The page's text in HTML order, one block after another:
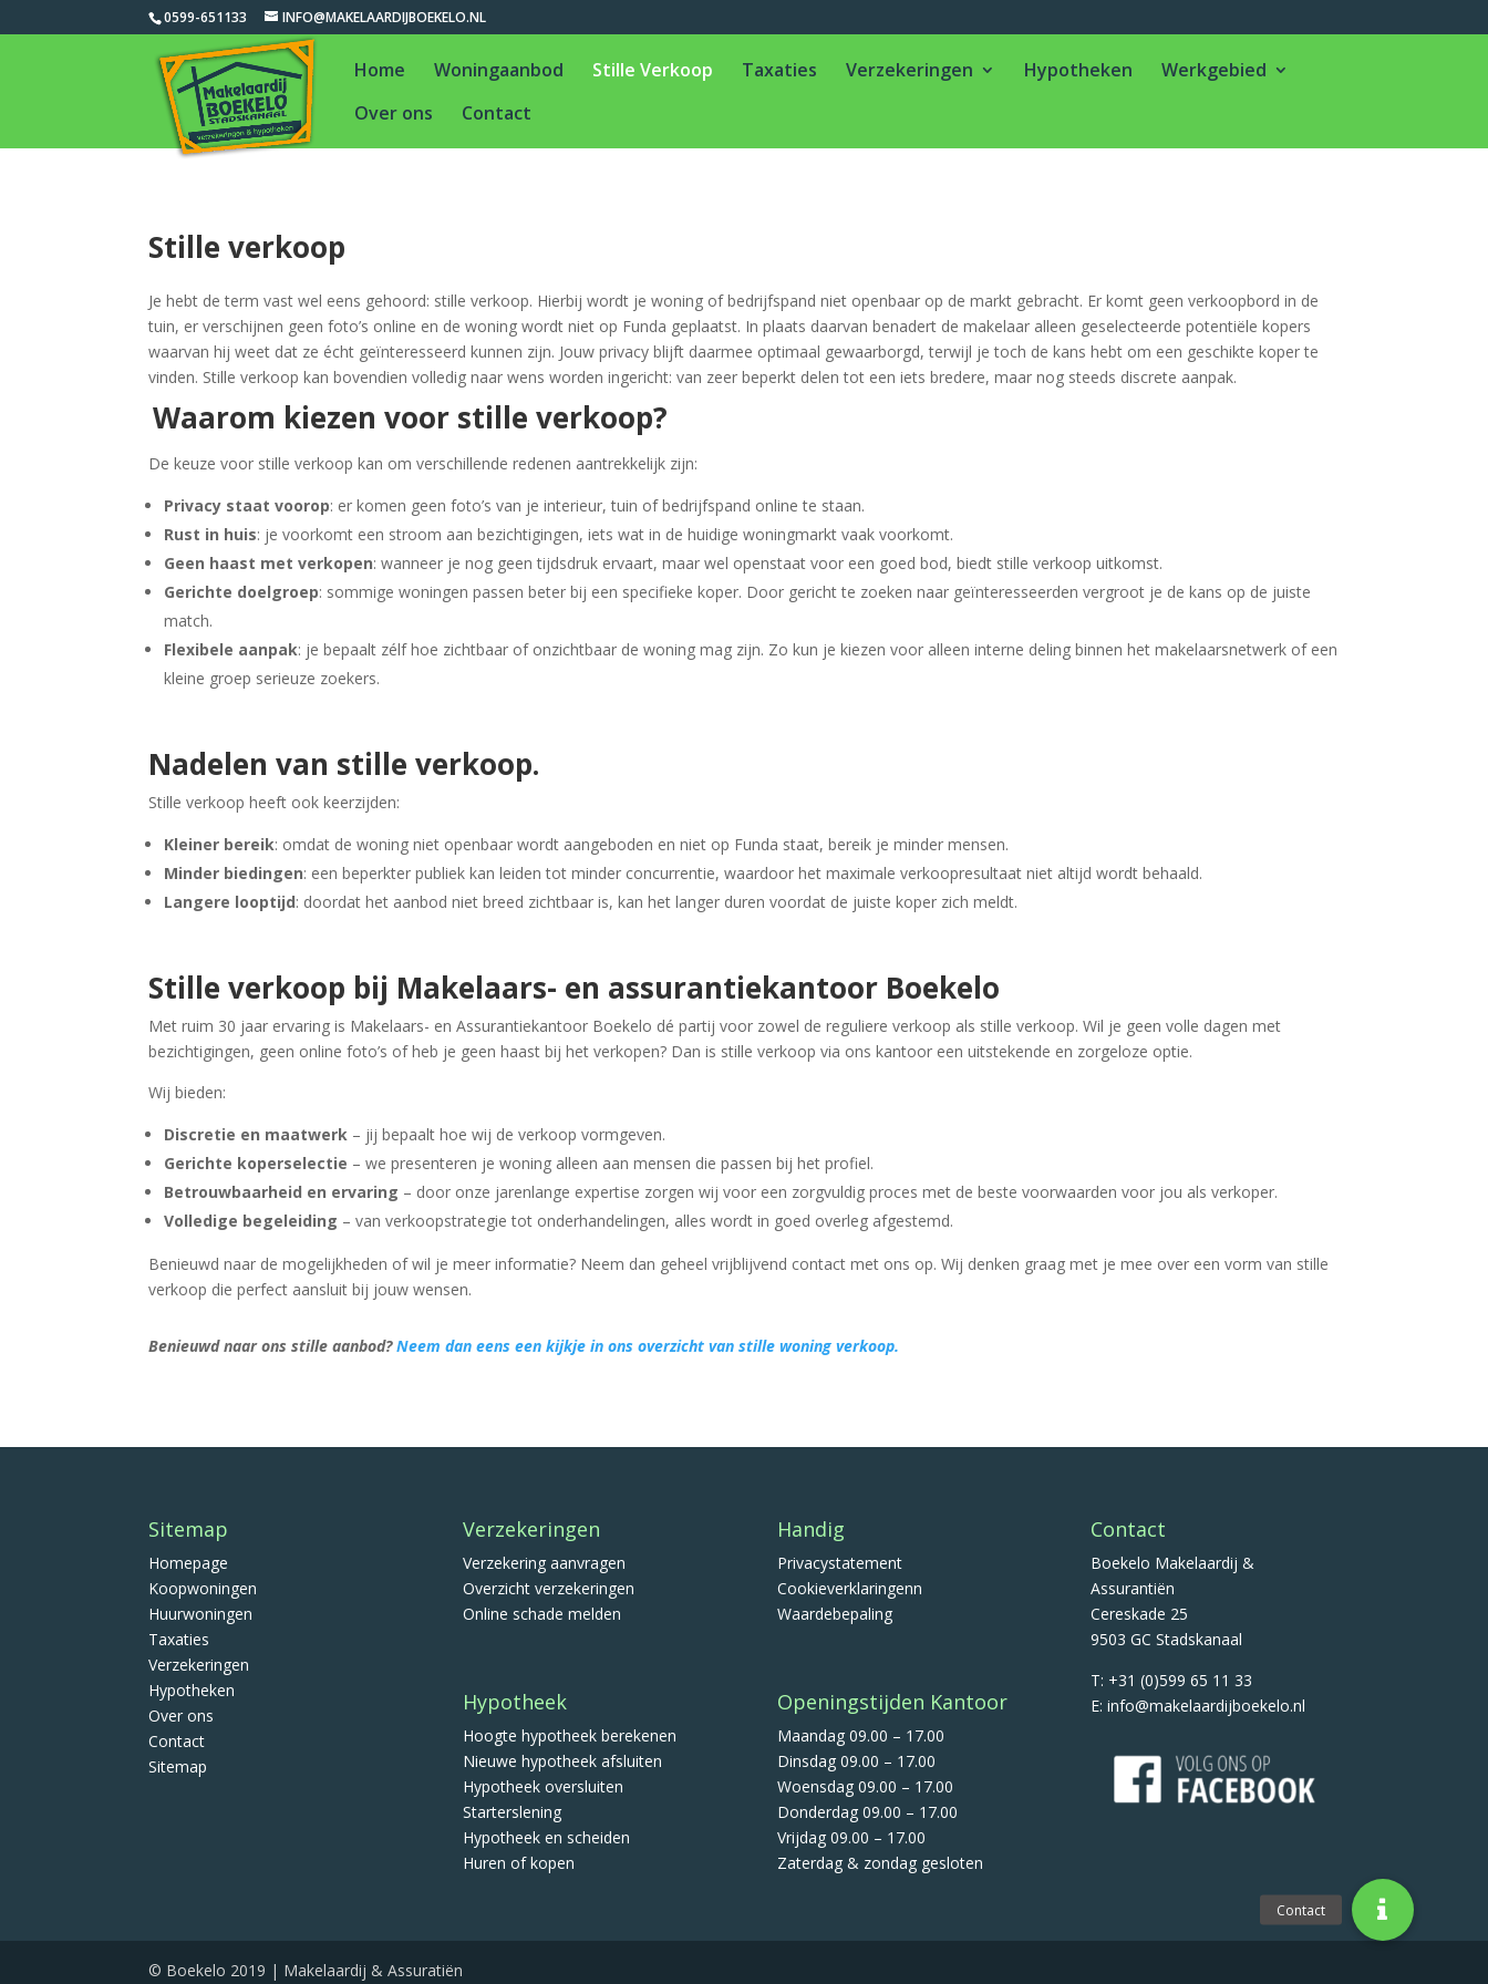
0599-651133 INFO@MAKELAARDIJBOEKELO.NL
Home Woningaanbod Stille Verkoop Taxaties Verzekeringen Hypotheken
Werkgebied
Over ons
Contact
Stille verkoop
Je hebt de term vast wel eens gehoord: stille verkoop. Hierbij wordt je woning of bedrijfspand niet openbaar op de markt gebracht. Er komt geen verkoopbord in de
tuin, er verschijnen geen foto’s online en de woning wordt niet op Funda geplaatst. In plaats daarvan benadert de makelaar alleen geselecteerde potentiële kopers
waarvan hij weet dat ze écht geïnteresseerd kunnen zijn. Jouw privacy blijft daarmee optimaal gewaarborgd, terwijl je toch de kans hebt om een geschikte koper te
vinden. Stille verkoop kan bovendien volledig naar wens worden ingericht: van zeer beperkt delen tot een iets bredere, maar nog steeds discrete aanpak.
Waarom kiezen voor stille verkoop?
De keuze voor stille verkoop kan om verschillende redenen aantrekkelijk zijn:
Privacy staat voorop: er komen geen foto’s van je interieur, tuin of bedrijfspand online te staan.
Rust in huis: je voorkomt een stroom aan bezichtigingen, iets wat in de huidige woningmarkt vaak voorkomt.
Geen haast met verkopen: wanneer je nog geen tijdsdruk ervaart, maar wel openstaat voor een goed bod, biedt stille verkoop uitkomst.
Gerichte doelgroep: sommige woningen passen beter bij een specifieke koper. Door gericht te zoeken naar geïnteresseerden vergroot je de kans op de juiste
match.
Flexibele aanpak: je bepaalt zélf hoe zichtbaar of onzichtbaar de woning mag zijn. Zo kun je kiezen voor alleen interne deling binnen het makelaarsnetwerk of een
kleine groep serieuze zoekers.
Nadelen van stille verkoop.
Stille verkoop heeft ook keerzijden:
Kleiner bereik: omdat de woning niet openbaar wordt aangeboden en niet op Funda staat, bereik je minder mensen.
Minder biedingen: een beperkter publiek kan leiden tot minder concurrentie, waardoor het maximale verkoopresultaat niet altijd wordt behaald.
Langere looptijd: doordat het aanbod niet breed zichtbaar is, kan het langer duren voordat de juiste koper zich meldt.
Stille verkoop bij Makelaars- en assurantiekantoor Boekelo
Met ruim 30 jaar ervaring is Makelaars- en Assurantiekantoor Boekelo dé partij voor zowel de reguliere verkoop als stille verkoop. Wil je geen volle dagen met
bezichtigingen, geen online foto’s of heb je geen haast bij het verkopen? Dan is stille verkoop via ons kantoor een uitstekende en zorgeloze optie.
Wij bieden:
Discretie en maatwerk – jij bepaalt hoe wij de verkoop vormgeven.
Gerichte koperselectie – we presenteren je woning alleen aan mensen die passen bij het profiel.
Betrouwbaarheid en ervaring – door onze jarenlange expertise zorgen wij voor een zorgvuldig proces met de beste voorwaarden voor jou als verkoper.
Volledige begeleiding – van verkoopstrategie tot onderhandelingen, alles wordt in goed overleg afgestemd.
Benieuwd naar de mogelijkheden of wil je meer informatie? Neem dan geheel vrijblijvend contact met ons op. Wij denken graag met je mee over een vorm van stille
verkoop die perfect aansluit bij jouw wensen.
Benieuwd naar ons stille aanbod?Neem dan eens een kijkje in ons overzicht van stille woning verkoop.
Sitemap
Homepage
Koopwoningen
Huurwoningen
Taxaties
Verzekeringen
Hypotheken
Over ons
Contact
Sitemap
Verzekeringen
Verzekering aanvragen
Overzicht verzekeringen
Online schade melden
Hypotheek
Hoogte hypotheek berekenen
Nieuwe hypotheek afsluiten
Hypotheek oversluiten
Starterslening
Hypotheek en scheiden
Huren of kopen
Handig
Privacystatement
Cookieverklaringenn
Waardebepaling
Openingstijden Kantoor
Maandag 09.00 – 17.00
Dinsdag 09.00 – 17.00
Woensdag 09.00 – 17.00
Donderdag 09.00 – 17.00
Vrijdag 09.00 – 17.00
Zaterdag & zondag gesloten
Contact
Boekelo Makelaardij &
Assurantiën
Cereskade 25
9503 GC Stadskanaal
T: +31 (0)599 65 11 33
E: info@makelaardijboekelo.nl
© Boekelo 2019 | Makelaardij & Assuratiën